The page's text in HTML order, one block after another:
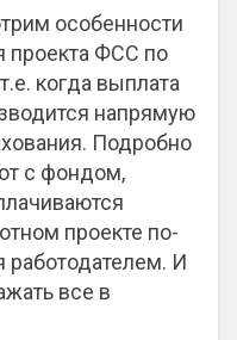
особенности
проекта ФСС по
когда выплата
напрямую
Подробно
с фондом,
проекте по-
И
все в